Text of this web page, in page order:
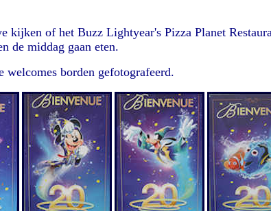
of het Buzz Lightyear's Pizza Planet
de middag gaan eten.
welcomes borden gefotografeerd.